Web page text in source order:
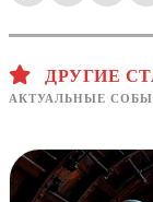
ДРУГИЕ
АКТУАЛЬНЫЕ